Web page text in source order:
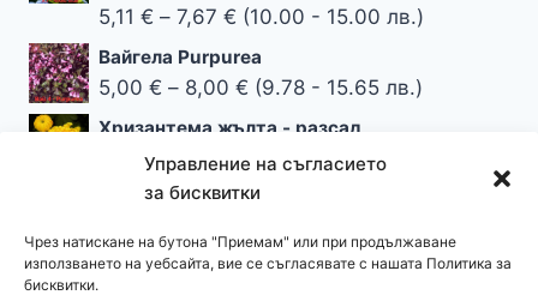
Управление на съгласието
за бисквитки
Чрез натискане на бутона "Приемам" или при продължаване
използването на уебсайта, вие се съгласявате с нашата Политика за
бисквитки.
through
5,11 € – 7,67 € Price
range:
5,11 €
(10.00 - 15.00 лв.)
Вайгела Purpurea
5,00 € – 8,00 € Price
range:
through
(9.78 - 15.65 лв.)
Хризантема жълта - разсад
1,60€ (3.13 лв.)